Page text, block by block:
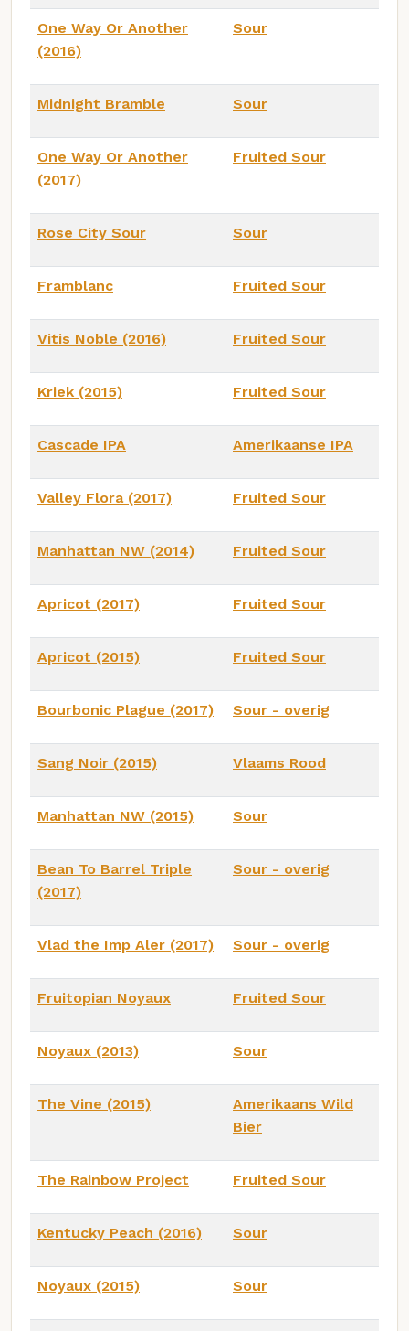
One Way Or Another
(2016)
Sour
Midnight Bramble Sour
One Way Or Another
(2017)
Fruited Sour
Rose City Sour Sour
Framblanc Fruited Sour
Vitis Noble (2016) Fruited Sour
Kriek (2015) Fruited Sour
Cascade IPA Amerikaanse IPA
Valley Flora (2017) Fruited Sour
Manhattan NW (2014) Fruited Sour
Apricot (2017) Fruited Sour
Apricot (2015) Fruited Sour
Bourbonic Plague (2017) Sour - overig
Sang Noir (2015) Vlaams Rood
Manhattan NW (2015) Sour
Bean To Barrel Triple
(2017)
Sour - overig
Vlad the Imp Aler (2017) Sour - overig
Fruitopian Noyaux Fruited Sour
Noyaux (2013) Sour
The Vine (2015)
Amerikaans Wild
Bier
The Rainbow Project Fruited Sour
Kentucky Peach (2016) Sour
Noyaux (2015) Sour